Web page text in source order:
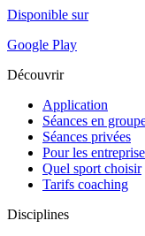
Disponible sur
Google Play
Découvrir
Application
Séances en
Séances privées
Pour les
Quel sport choisir
Tarifs coaching
Disciplines